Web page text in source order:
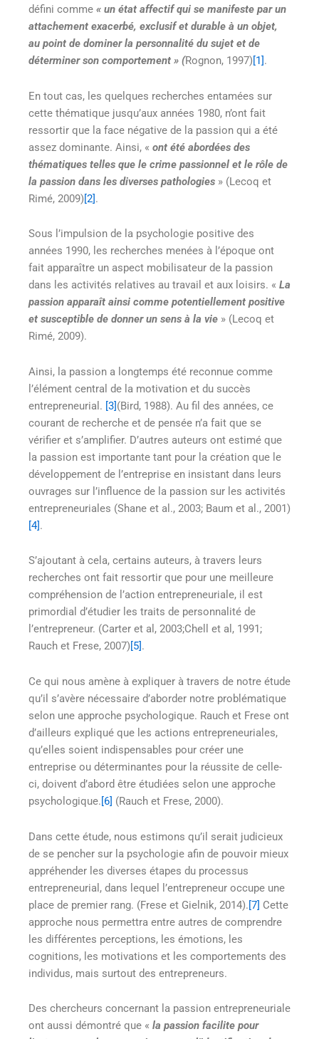
défini comme « un état affectif qui se manifeste par un
attachement exacerbé, exclusif et durable à un objet,
au point de dominer la personnalité du sujet et de
déterminer son comportement » (Rognon, 1997) [1] .
En tout cas, les quelques recherches entamées sur
cette thématique jusqu’aux années 1980, n’ont fait
ressortir que la face négative de la passion qui a été
assez dominante. Ainsi, « ont été abordées des
thématiques telles que le crime passionnel et le rôle de
la passion dans les diverses pathologies » (Lecoq et
Rimé, 2009)[2].
Sous l’impulsion de la psychologie positive des
années 1990, les recherches menées à l’époque ont
fait apparaître un aspect mobilisateur de la passion
dans les activités relatives au travail et aux loisirs. « La
passion apparaît ainsi comme potentiellement positive
et susceptible de donner un sens à la vie » (Lecoq et
Rimé, 2009).
Ainsi, la passion a longtemps été reconnue comme
l’élément central de la motivation et du succès
entrepreneurial. [3](Bird, 1988). Au fil des années, ce
courant de recherche et de pensée n’a fait que se
vérifier et s’amplifier. D’autres auteurs ont estimé que
la passion est importante tant pour la création que le
développement de l’entreprise en insistant dans leurs
ouvrages sur l’influence de la passion sur les activités
entrepreneuriales (Shane et al., 2003; Baum et al., 2001)
[4].
S’ajoutant à cela, certains auteurs, à travers leurs
recherches ont fait ressortir que pour une meilleure
compréhension de l’action entrepreneuriale, il est
primordial d’étudier les traits de personnalité de
l’entrepreneur. (Carter et al, 2003;Chell et al, 1991;
Rauch et Frese, 2007) [5] .
Ce qui nous amène à expliquer à travers de notre étude
qu’il s’avère nécessaire d’aborder notre problématique
selon une approche psychologique. Rauch et Frese ont
d’ailleurs expliqué que les actions entrepreneuriales,
qu’elles soient indispensables pour créer une
entreprise ou déterminantes pour la réussite de celle-
ci, doivent d’abord être étudiées selon une approche
psychologique.[6] (Rauch et Frese, 2000).
Dans cette étude, nous estimons qu’il serait judicieux
de se pencher sur la psychologie afin de pouvoir mieux
appréhender les diverses étapes du processus
entrepreneurial, dans lequel l’entrepreneur occupe une
place de premier rang. (Frese et Gielnik, 2014).[7] Cette
approche nous permettra entre autres de comprendre
les différentes perceptions, les émotions, les
cognitions, les motivations et les comportements des
individus, mais surtout des entrepreneurs.
Des chercheurs concernant la passion entrepreneuriale
ont aussi démontré que « la passion facilite pour